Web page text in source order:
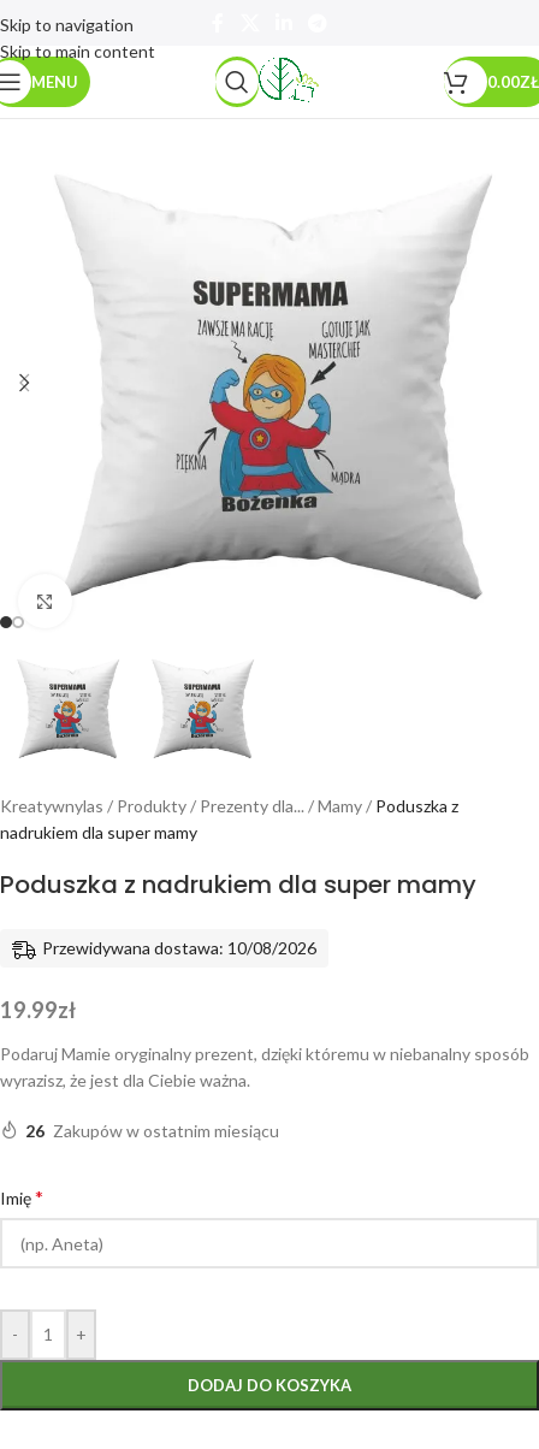
Skip to navigation
Skip to main content
MENU 0.00ZŁ
Powiększ
Kreatywnylas / Produkty/ Prezenty dla... /Mamy/ Poduszka z
nadrukiem dla super mamy
Poduszka z nadrukiem dla super mamy
Przewidywana dostawa: 10/08/2026
19.99zł
Podaruj Mamie oryginalny prezent, dzięki któremu w niebanalny sposób
wyrazisz, że jest dla Ciebie ważna.
26 Zakupów w ostatnim miesiącu
Imię*
- +
DODAJ DO KOSZYKA